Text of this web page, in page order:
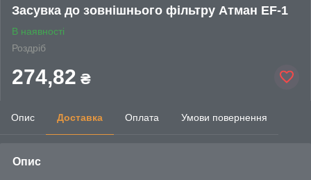
Засувка до зовнішнього фільтру Атман EF-1
В наявності
Роздріб
274,82 ₴
Опис Доставка Оплата Умови повернення
Опис